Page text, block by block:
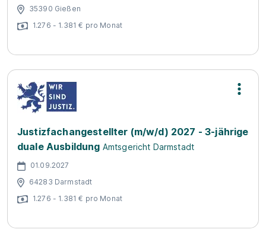
35390 Gießen
1.276 - 1.381 € pro Monat
Justizfachangestellter (m/w/d) 2027 - 3-jährige
duale Ausbildung Amtsgericht Darmstadt
01.09.2027
64283 Darmstadt
1.276 - 1.381 € pro Monat